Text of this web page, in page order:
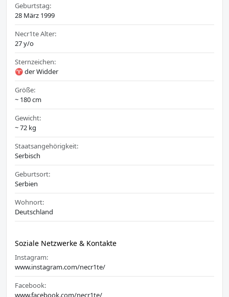
Geburtstag:
28 März 1999
Necr1te Alter:
27 y/o
Sternzeichen:
♈ der Widder
Größe:
~ 180 cm
Gewicht:
~ 72 kg
Staatsangehörigkeit:
Serbisch
Geburtsort:
Serbien
Wohnort:
Deutschland
Soziale Netzwerke & Kontakte
Instagram:
www.instagram.com/necr1te/
Facebook:
www.facebook.com/necr1te/